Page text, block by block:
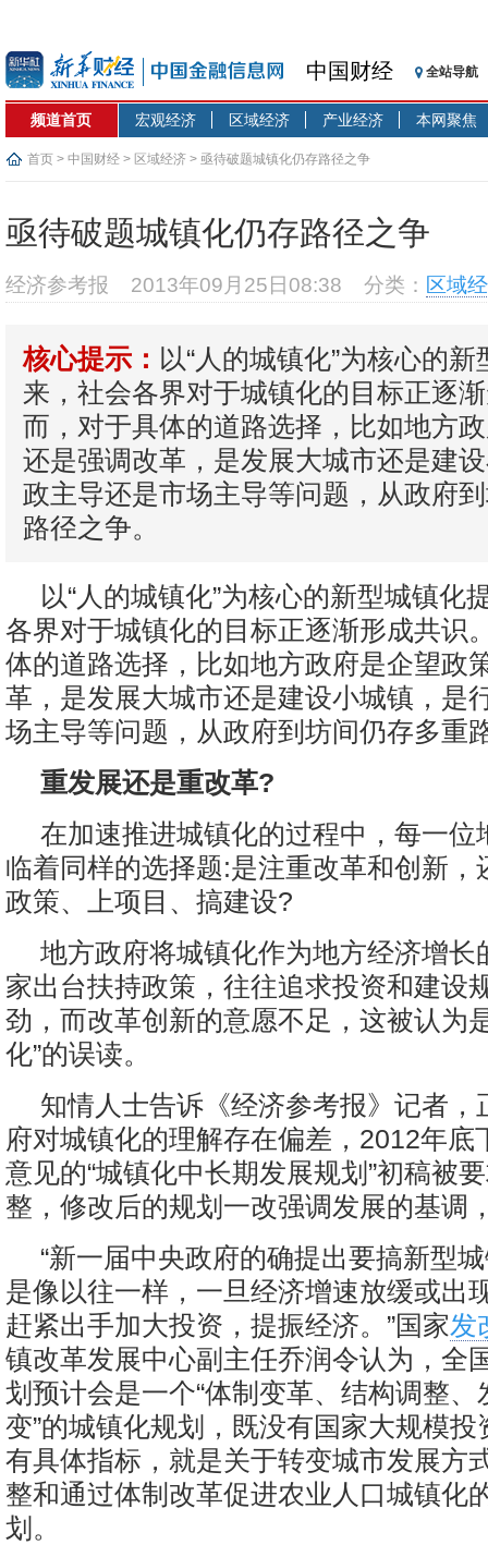
中国财经 全站导航
频道首页 宏观经济 区域经济 产业经济 本网聚焦
首页 > 中国财经 > 区域经济 > 亟待破题城镇化仍存路径之争
亟待破题城镇化仍存路径之争
经济参考报 2013年09月25日08:38 分类： 区域
核心提示： 以“人的城镇化”为核心的
来，社会各界对于城镇化的目标正逐
而，对于具体的道路选择，比如地方
还是强调改革，是发展大城市还是建
政主导还是市场主导等问题，从政府
路径之争。
以“人的城镇化”为核心的新型城镇化
各界对于城镇化的目标正逐渐形成共识
体的道路选择，比如地方政府是企望政
革，是发展大城市还是建设小城镇，是
场主导等问题，从政府到坊间仍存多重
重发展还是重改革?
在加速推进城镇化的过程中，每一位
临着同样的选择题:是注重改革和创新，
政策、上项目、搞建设?
地方政府将城镇化作为地方经济增长
家出台扶持政策，往往追求投资和建设
劲，而改革创新的意愿不足，这被认为
化”的误读。
知情人士告诉《经济参考报》记者，
府对城镇化的理解存在偏差，2012年底
意见的“城镇化中长期发展规划”初稿被
整，修改后的规划一改强调发展的基调
“新一届中央政府的确提出要搞新型
是像以往一样，一旦经济增速放缓或出
赶紧出手加大投资，提振经济。”国家发
镇改革发展中心副主任乔润令认为，全
划预计会是一个“体制变革、结构调整、
变”的城镇化规划，既没有国家大规模
有具体指标，就是关于转变城市发展方
整和通过体制改革促进农业人口城镇化
划。